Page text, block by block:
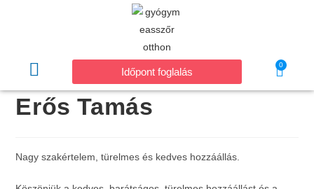
Időpont foglalás
0
Erős Tamás
Nagy szakértelem, türelmes és kedves hozzáállás.